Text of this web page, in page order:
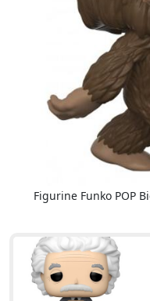
Figurine Funko POP